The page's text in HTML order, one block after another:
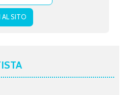
AL SITO